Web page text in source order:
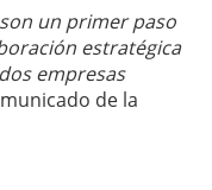
son un primer paso
estratégica
empresas
de la